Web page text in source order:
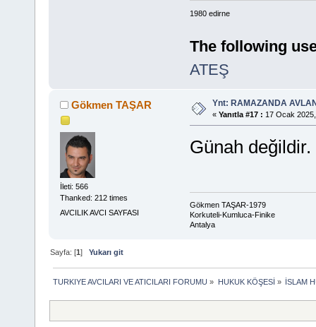
1980 edirne
The following
ATEŞ
Gökmen TAŞAR
İleti: 566
Thanked: 212 times
AVCILIK AVCI SAYFASI
Ynt: RAMAZANDA
« Yanıtla #17 : 17 Ocak
Günah değildir.
Gökmen TAŞAR-1979
Korkuteli-Kumluca-Finike
Antalya
Sayfa: [1]Yukarı git
TURKIYE AVCILARI VE ATICILARI FORUMU » HUKUK KÖŞESİ » İSLAM